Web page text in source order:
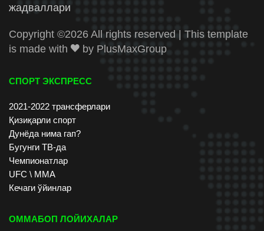
жадваллари
Copyright ©2026 All rights reserved | This template
is made with
by PlusMaxGroup
СПОРТ ЭКСПРЕСС
2021-2022 трансферлари
Қизиқарли спорт
Дунёда нима гап?
Бугунги ТВ-да
Чемпионатлар
UFC \ ММА
Кечаги ўйинлар
ОММАБОП ЛОЙИХАЛАР